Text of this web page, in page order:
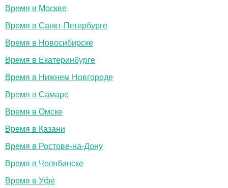
Время в Москве
Время в Санкт-Петербурге
Время в Новосибирске
Время в Екатеринбурге
Время в Нижнем Новгороде
Время в Самаре
Время в Омске
Время в Казани
Время в Ростове-на-Дону
Время в Челябинске
Время в Уфе